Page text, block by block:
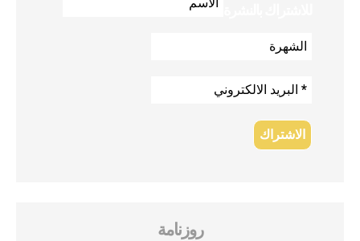
روزنامة